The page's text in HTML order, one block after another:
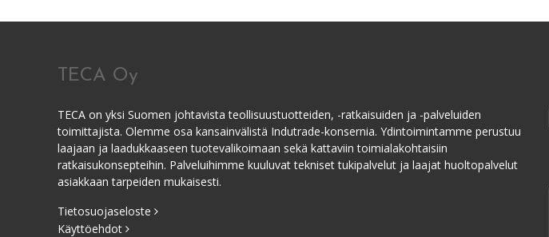
TECA Oy
TECA on yksi Suomen johtavista teollisuustuotteiden, -ratkaisuiden ja -palveluiden
toimittajista. Olemme osa kansainvälistä Indutrade-konsernia. Ydintoimintamme perustuu
laajaan ja laadukkaaseen tuotevalikoimaan sekä kattaviin toimialakohtaisiin
ratkaisukonsepteihin. Palveluihimme kuuluvat tekniset tukipalvelut ja laajat huoltopalvelut
asiakkaan tarpeiden mukaisesti.
Tietosuojaseloste
Käyttöehdot